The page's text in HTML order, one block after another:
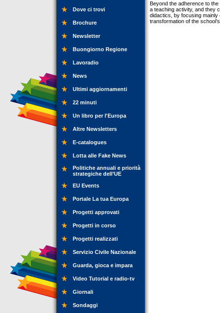
Dove ci trovi
Brochure
Newsletter
Buongiorno Regione
Lavoradio
News
Ultimi aggiornamenti
22 minuti
Un libro per l'Europa
Altre Newsletters
E-catalogues
Lotta alle Fake News
Politiche annuali e priorità
strategiche dell’UE
EU Events
Portale La tua Europa
Progetti approvati
Progetti in corso
Progetti realizzati
Servizio Civile Nazionale
Guarda, gioca e impara
Video Tutorial e radio-tv
Giornali
Sondaggi
Beyond the adherence to
a teaching activity, and they
didactics, by focusing
transformation of the